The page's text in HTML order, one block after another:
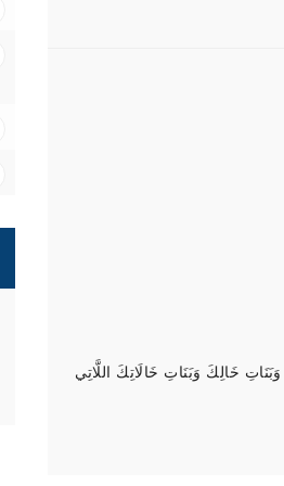
خَالِكَ وَبَنَاتِ خَالَاتِكَ اللَّاتِي